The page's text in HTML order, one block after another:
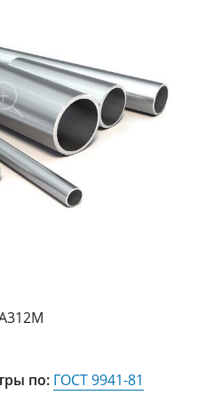
по: ГОСТ 9941-81